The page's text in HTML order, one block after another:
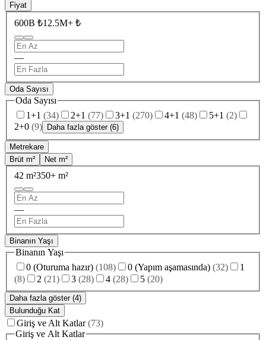
Fiyat
600B ₺12.5M+ ₺
—
Oda Sayısı
Oda Sayısı
1+1 (34) 2+1 (77) 3+1 (270) 4+1 (48) 5+1 (2)
2+0 (9) Daha fazla göster (6)
Metrekare
Brüt m²
Net m²
42 m²350+ m²
—
Binanın Yaşı
Binanın Yaşı
0 (Oturuma hazır) (108) 0 (Yapım aşamasında) (32)
1
(8) 2 (21) 3 (28) 4 (28) 5 (20)
Daha fazla göster (4)
Bulunduğu Kat
Giriş ve Alt Katlar (73)
Giriş ve Alt Katlar